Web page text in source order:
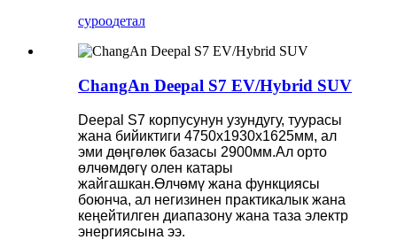
суроодетал
ChangAn Deepal S7 EV/Hybrid SUV
Deepal S7 корпусунун узундугу, туурасы
жана бийиктиги 4750x1930x1625мм, ал
эми дөңгөлөк базасы 2900мм.Ал орто
өлчөмдөгү олен катары
жайгашкан.Өлчөмү жана функциясы
боюнча, ал негизинен практикалык жана
кеңейтилген диапазону жана таза электр
энергиясына ээ.